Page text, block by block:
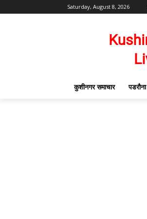
Saturday, August 8, 2026
कुशीनगर समाचार पडरौना